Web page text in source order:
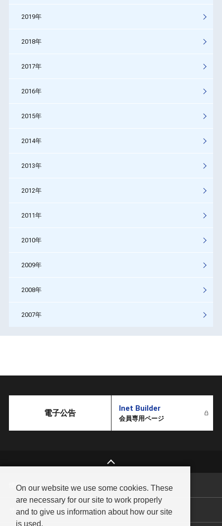
2019年
2018年
2017年
2016年
2015年
2014年
2013年
2012年
2011年
2010年
2009年
2008年
2007年
電子公告 Inet Builder
会員専用ページ
情報セキュリティ基本方針
サイトのご利用方法
On our website we use some cookies. These
are necessary for our site to work properly
and to give us information about how our site
is used.